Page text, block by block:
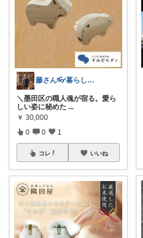
藤さん👓暮らしをアップデートする道具箱
＼墨田区の職人魂が宿る。愛ら
しい姿に秘めた ...
￥ 30,000
0 0 1
コレ いいね